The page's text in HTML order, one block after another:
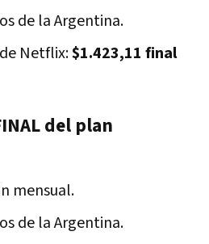
de la Argentina.
Netflix:$1.423,11 final
del plan
mensual.
de la Argentina.